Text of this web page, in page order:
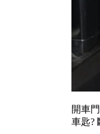
開車
車匙?